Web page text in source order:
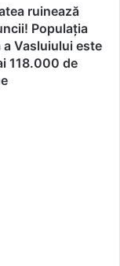
ruinează
Populația
Vasluiului este
118.000 de